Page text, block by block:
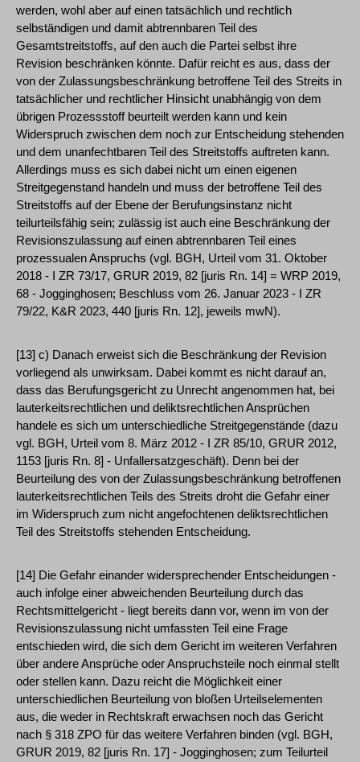
werden, wohl aber auf einen tatsächlich und rechtlich
selbständigen und damit abtrennbaren Teil des
Gesamtstreitstoffs, auf den auch die Partei selbst ihre
Revision beschränken könnte. Dafür reicht es aus, dass der
von der Zulassungsbeschränkung betroffene Teil des Streits in
tatsächlicher und rechtlicher Hinsicht unabhängig von dem
übrigen Prozessstoff beurteilt werden kann und kein
Widerspruch zwischen dem noch zur Entscheidung stehenden
und dem unanfechtbaren Teil des Streitstoffs auftreten kann.
Allerdings muss es sich dabei nicht um einen eigenen
Streitgegenstand handeln und muss der betroffene Teil des
Streitstoffs auf der Ebene der Berufungsinstanz nicht
teilurteilsfähig sein; zulässig ist auch eine Beschränkung der
Revisionszulassung auf einen abtrennbaren Teil eines
prozessualen Anspruchs (vgl. BGH, Urteil vom 31. Oktober
2018 - I ZR 73/17, GRUR 2019, 82 [juris Rn. 14] = WRP 2019,
68 - Jogginghosen; Beschluss vom 26. Januar 2023 - I ZR
79/22, K&R 2023, 440 [juris Rn. 12], jeweils mwN).
[13] c) Danach erweist sich die Beschränkung der Revision
vorliegend als unwirksam. Dabei kommt es nicht darauf an,
dass das Berufungsgericht zu Unrecht angenommen hat, bei
lauterkeitsrechtlichen und deliktsrechtlichen Ansprüchen
handele es sich um unterschiedliche Streitgegenstände (dazu
vgl. BGH, Urteil vom 8. März 2012 - I ZR 85/10, GRUR 2012,
1153 [juris Rn. 8] - Unfallersatzgeschäft). Denn bei der
Beurteilung des von der Zulassungsbeschränkung betroffenen
lauterkeitsrechtlichen Teils des Streits droht die Gefahr einer
im Widerspruch zum nicht angefochtenen deliktsrechtlichen
Teil des Streitstoffs stehenden Entscheidung.
[14] Die Gefahr einander widersprechender Entscheidungen -
auch infolge einer abweichenden Beurteilung durch das
Rechtsmittelgericht - liegt bereits dann vor, wenn im von der
Revisionszulassung nicht umfassten Teil eine Frage
entschieden wird, die sich dem Gericht im weiteren Verfahren
über andere Ansprüche oder Anspruchsteile noch einmal stellt
oder stellen kann. Dazu reicht die Möglichkeit einer
unterschiedlichen Beurteilung von bloßen Urteilselementen
aus, die weder in Rechtskraft erwachsen noch das Gericht
nach § 318 ZPO für das weitere Verfahren binden (vgl. BGH,
GRUR 2019, 82 [juris Rn. 17] - Jogginghosen; zum Teilurteil